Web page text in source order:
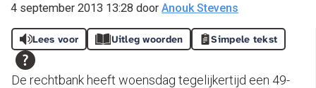
4 september 2013 13:28 door Anouk Stevens
Lees voor Uitleg woorden Simpele tekst
De rechtbank heeft woensdag tegelijkertijd een 49-